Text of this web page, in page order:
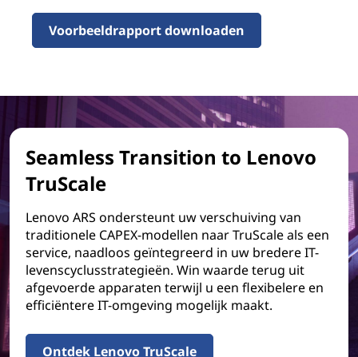
Voorbeeldrapport downloaden
Seamless Transition to Lenovo
TruScale
Lenovo ARS ondersteunt uw verschuiving van
traditionele CAPEX-modellen naar TruScale als een
service, naadloos geïntegreerd in uw bredere IT-
levenscyclusstrategieën. Win waarde terug uit
afgevoerde apparaten terwijl u een flexibelere en
efficiëntere IT-omgeving mogelijk maakt.
Ontdek Lenovo TruScale